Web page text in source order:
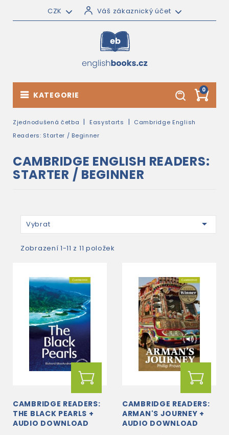
CZK Váš zákaznický účet
0
KATEGORIE
Zjednodušená četba Easystarts
Cambridge English
Readers: Starter / Beginner
CAMBRIDGE ENGLISH READERS:
STARTER / BEGINNER
Vybrat 
Zobrazení 1-11 z 11 položek
CAMBRIDGE READERS:
THE BLACK PEARLS +
AUDIO DOWNLOAD
CAMBRIDGE READERS:
ARMAN'S JOURNEY +
AUDIO DOWNLOAD